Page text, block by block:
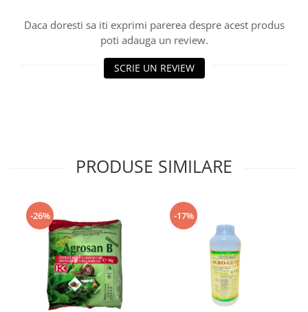
Daca doresti sa iti exprimi parerea despre acest produs
poti adauga un review.
SCRIE UN REVIEW
PRODUSE SIMILARE
-26% -17%